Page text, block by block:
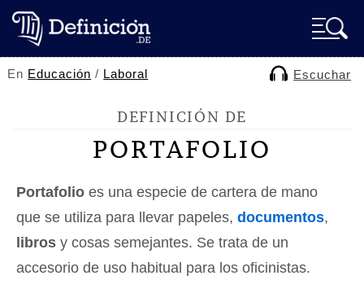
En Educación / Laboral Escuchar
DEFINICIÓN DE
PORTAFOLIO
Portafolio es una especie de cartera de mano
que se utiliza para llevar papeles, documentos,
libros y cosas semejantes. Se trata de un
accesorio de uso habitual para los oficinistas.